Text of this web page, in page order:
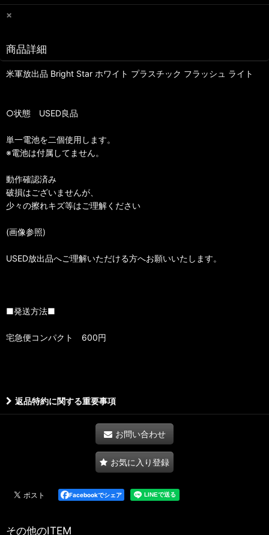
×
商品詳細
米軍放出品 Bright Star ホワイト プラスチック フラッシュ ライト
○状態 USED良品
単一電池を二個使用します。
※電池は付属してません。
動作確認済み
破損はございませんが、
少々の擦れキズ等はご理解ください
(画像参照)
USED放出品へご理解いただける方へお願いいたします。
■発送方法■
宅急便コンパクト 600円
返品特約に関する重要事項
お問い合わせ
お気に入り登録
Facebookでシェア
その他のITEM